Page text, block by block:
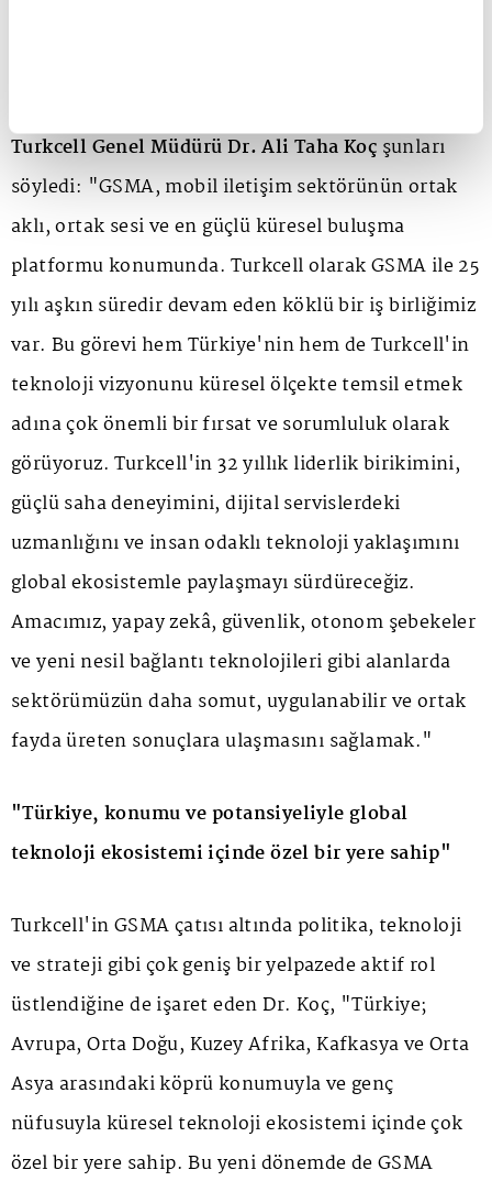
Turkcell Genel Müdürü Dr. Ali Taha Koç şunları
söyledi: "GSMA, mobil iletişim sektörünün ortak
aklı, ortak sesi ve en güçlü küresel buluşma
platformu konumunda. Turkcell olarak GSMA ile 25
yılı aşkın süredir devam eden köklü bir iş birliğimiz
var. Bu görevi hem Türkiye'nin hem de Turkcell'in
teknoloji vizyonunu küresel ölçekte temsil etmek
adına çok önemli bir fırsat ve sorumluluk olarak
görüyoruz. Turkcell'in 32 yıllık liderlik birikimini,
güçlü saha deneyimini, dijital servislerdeki
uzmanlığını ve insan odaklı teknoloji yaklaşımını
global ekosistemle paylaşmayı sürdüreceğiz.
Amacımız, yapay zekâ, güvenlik, otonom şebekeler
ve yeni nesil bağlantı teknolojileri gibi alanlarda
sektörümüzün daha somut, uygulanabilir ve ortak
fayda üreten sonuçlara ulaşmasını sağlamak."
"Türkiye, konumu ve potansiyeliyle global
teknoloji ekosistemi içinde özel bir yere sahip"
Turkcell'in GSMA çatısı altında politika, teknoloji
ve strateji gibi çok geniş bir yelpazede aktif rol
üstlendiğine de işaret eden Dr. Koç, "Türkiye;
Avrupa, Orta Doğu, Kuzey Afrika, Kafkasya ve Orta
Asya arasındaki köprü konumuyla ve genç
nüfusuyla küresel teknoloji ekosistemi içinde çok
özel bir yere sahip. Bu yeni dönemde de GSMA